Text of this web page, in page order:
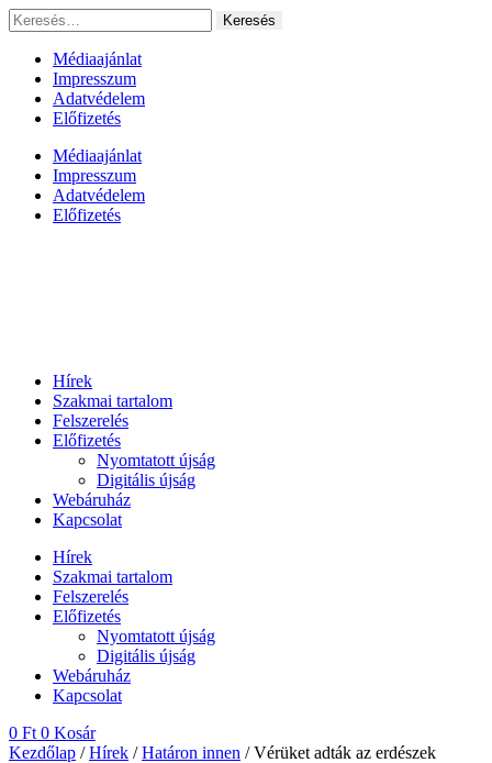
Ugrás
a
tartalomhoz
Keresés:
Médiaajánlat
Impresszum
Adatvédelem
Előfizetés
Médiaajánlat
Impresszum
Adatvédelem
Előfizetés
Hírek
Szakmai tartalom
Felszerelés
Előfizetés
Nyomtatott újság
Digitális újság
Webáruház
Kapcsolat
Hírek
Szakmai tartalom
Felszerelés
Előfizetés
Nyomtatott újság
Digitális újság
Webáruház
Kapcsolat
0 Ft 0 Kosár
Kezdőlap /Hírek /Határon innen / Vérüket adták az erdészek